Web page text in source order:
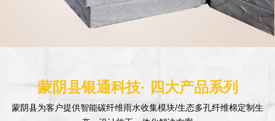
蒙阴县银通科技· 四大产品系列
蒙阴县为客户提供智能碳纤维雨水收集模块/生态多孔纤维棉定制生